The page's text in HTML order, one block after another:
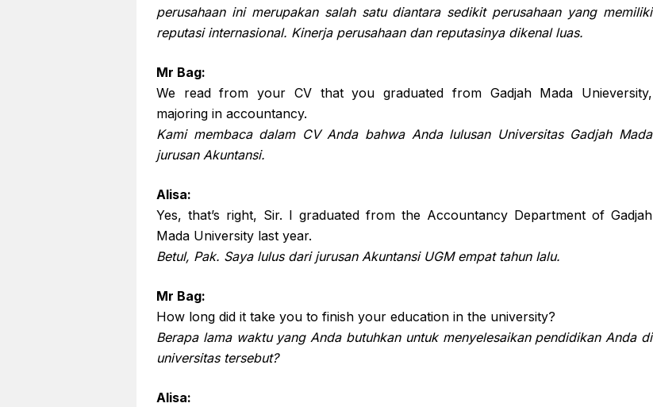
perusahaan ini merupakan salah satu diantara sedikit perusahaan yang memiliki
reputasi internasional. Kinerja perusahaan dan reputasinya dikenal luas.
Mr Bag:
We read from your CV that you graduated from Gadjah Mada Unieversity,
majoring in accountancy.
Kami membaca dalam CV Anda bahwa Anda lulusan Universitas Gadjah Mada
jurusan Akuntansi.
Alisa:
Yes, that’s right, Sir. I graduated from the Accountancy Department of Gadjah
Mada University last year.
Betul, Pak. Saya lulus dari jurusan Akuntansi UGM empat tahun Ialu.
Mr Bag:
How long did it take you to finish your education in the university?
Berapa lama waktu yang Anda butuhkan untuk menyelesaikan pendidikan Anda di
universitas tersebut?
Alisa: